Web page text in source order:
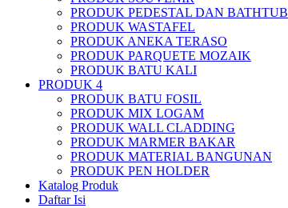
PRODUK PEDESTAL DAN BATHTUB
PRODUK WASTAFEL
PRODUK ANEKA TERASO
PRODUK PARQUETE MOZAIK
PRODUK BATU KALI
PRODUK 4
PRODUK BATU FOSIL
PRODUK MIX LOGAM
PRODUK WALL CLADDING
PRODUK MARMER BAKAR
PRODUK MATERIAL BANGUNAN
PRODUK PEN HOLDER
Katalog Produk
Daftar Isi